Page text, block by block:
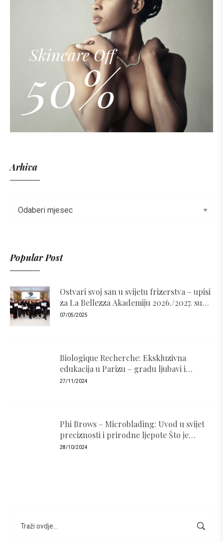
Skincare Off
50%
Arhiva
Popular Post
Ostvari svoj san u svijetu frizerstva – upisi
za La Bellezza Akademiju 2026./2027. su
otvoreni!
07/05/2025
Biologique Recherche: Ekskluzivna
edukacija u Parizu – gradu ljubavi i
luksuza
27/11/2024
Phi Brows – Microblading: Uvod u svijet
preciznosti i prirodne ljepote Što je
PhiBrows i zašto je popularan ?
28/10/2024